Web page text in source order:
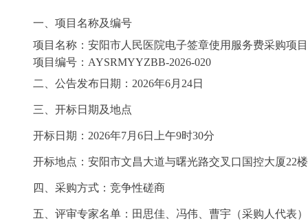
一、项目名称及编号
项目名称： 安阳市人民医院电子签章使用服务费采购项目
项目编号： AYSRMYYZBB-2026-020
二、公告发布日期： 2026年6月 24日
三、开标日期及地点
开标日期： 2026年7月 6日上午9时30分
开标地点 ： 安阳市文昌大道与曙光路交叉口国控大厦22
四、采购方式： 竞争性磋商
五、评审专家名单： 田思佳 、冯伟、曹宇（采购 人代表）